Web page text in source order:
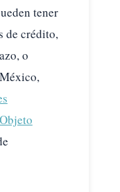
tener
de crédito,
o